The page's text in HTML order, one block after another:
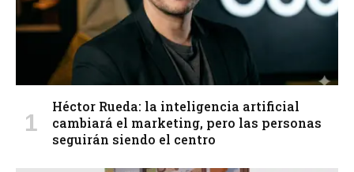
Héctor Rueda: la inteligencia artificial
cambiará el marketing, pero las personas
seguirán siendo el centro